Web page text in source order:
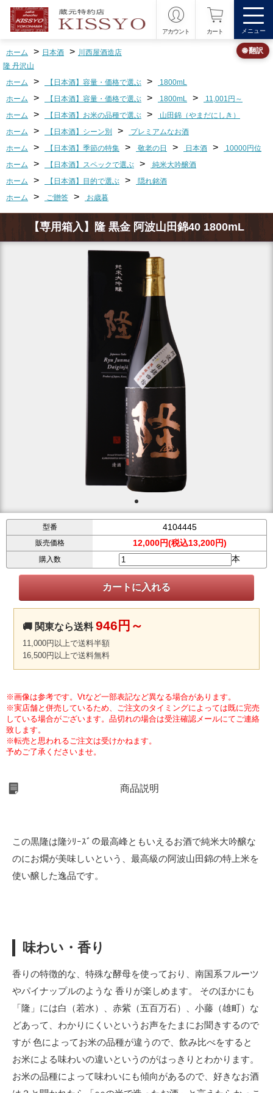
アカウント カート メニュー
ホーム > 日本酒 > 川西屋酒造店
隆 丹沢山
ホーム
> 【日本酒】容量・価格で選ぶ >
1800mL
ホーム
> 【日本酒】容量・価格で選ぶ > 1800mL >
11,001円～
ホーム
> 【日本酒】お米の品種で選ぶ >
山田錦（やまだにしき）
ホーム
> 【日本酒】シーン別 >
プレミアムなお酒
ホーム
> 【日本酒】季節の特集 > 敬老の日 > 日本酒 >
10000円位
ホーム
> 【日本酒】スペックで選ぶ >
純米大吟醸酒
ホーム
> 【日本酒】目的で選ぶ >
隠れ銘酒
ホーム
> ご贈答 > お歳暮
【専用箱入】隆 黒金 阿波山田錦40 1800mL
型番 4104445
販売価格 12,000円(税込13,200円)
購入数 本
🚚 関東なら送料946円～
11,000円以上で送料半額
16,500円以上で送料無料
※画像は参考です。Vtなど一部表記など異なる場合があります。
※実店舗と併売しているため、ご注文のタイミングによっては既に完売
している場合がございます。品切れの場合は受注確認メールにてご連絡
致します。
※転売と思われるご注文は受けかねます。
予めご了承くださいませ。
商品説明
この黒隆は隆ｼﾘｰｽﾞの最高峰ともいえるお酒で純米大吟醸な
のにお燗が美味しいという、最高級の阿波山田錦の特上米を
使い醸した逸品です。
味わい・香り
香りの特徴的な、特殊な酵母を使っており、南国系フルーツ
やパイナップルのような 香りが楽しめます。 そのほかにも
「隆」には白（若水）、赤紫（五百万石）、小藤（雄町）な
どあって、わかりにくいというお声をたまにお聞きするので
すが 色によってお米の品種が違うので、飲み比べをすると
お米による味わいの違いというのがはっきりとわかります。
お米の品種によって味わいにも傾向があるので、好きなお酒
🌐 翻訳